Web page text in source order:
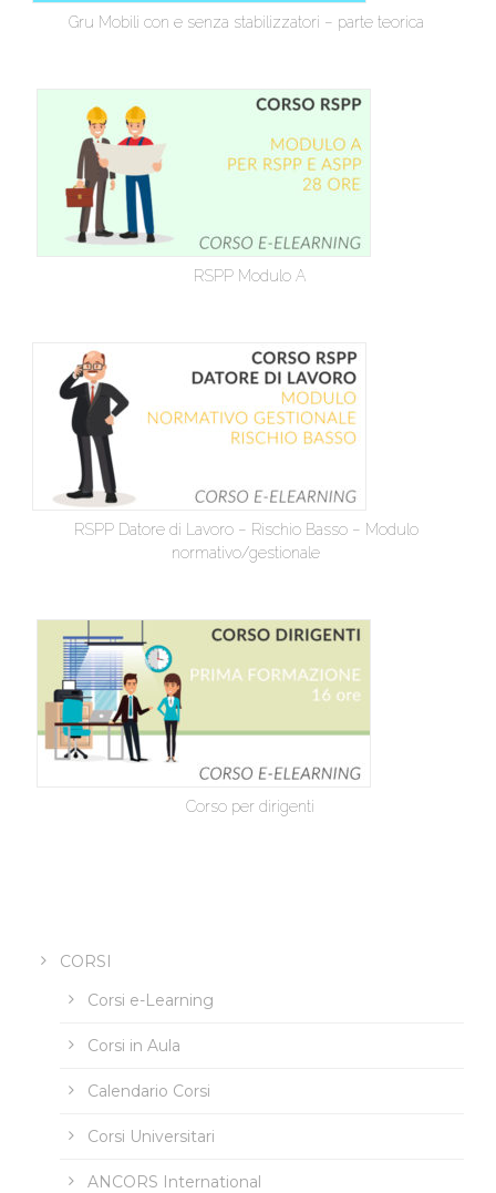
Gru Mobili con e senza stabilizzatori – parte teorica
RSPP Modulo A
RSPP Datore di Lavoro – Rischio Basso – Modulo
normativo/gestionale
Corso per dirigenti
CORSI
Corsi e-Learning
Corsi in Aula
Calendario Corsi
Corsi Universitari
ANCORS International